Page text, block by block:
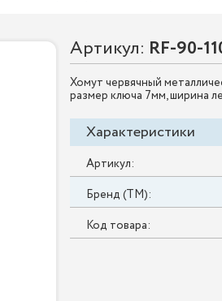
Артикул: RF-90-
Хомут червячный
размер ключа 7мм, ширина
Характеристики
Артикул:
Бренд (ТМ):
Код товара: